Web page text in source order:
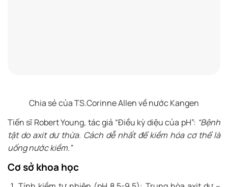
Chia sẻ của TS.Corinne Allen về nước Kangen
Tiến sĩ Robert Young, tác giả “Điều kỳ diệu của pH”: “Bệnh
tật do axit dư thừa. Cách dễ nhất để kiềm hóa cơ thể là
uống nước kiềm.”
Cơ sở khoa học